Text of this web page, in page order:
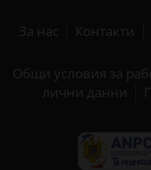
За нас Контакти
Общи условия за
лични данни